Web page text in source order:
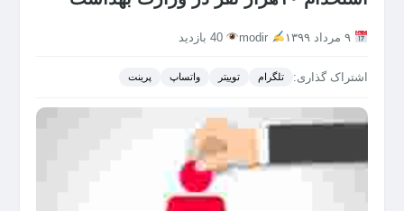
40 بازدید
اشتراک گذاری: تلگرام توییتر واتساپ پرینت